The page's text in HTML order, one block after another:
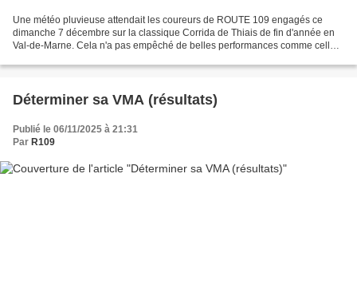
Une météo pluvieuse attendait les coureurs de ROUTE 109 engagés ce
dimanche 7 décembre sur la classique Corrida de Thiais de fin d'année en
Val-de-Marne. Cela n'a pas empêché de belles performances comme celle
Déterminer sa VMA (résultats)
Publié le 06/11/2025 à 21:31
Par R109